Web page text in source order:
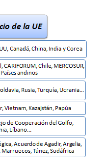
comerciales
a los acuerdos
Europea
de la Unión
obtenidos/
transformados
mínimas
de minimis